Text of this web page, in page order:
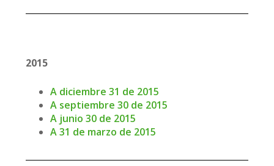
2015
A diciembre 31 de 2015
A septiembre 30 de 2015
A junio 30 de 2015
A 31 de marzo de 2015